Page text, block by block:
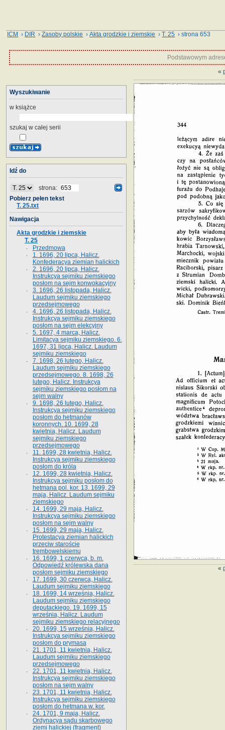
ICM › DIR ›Zasoby polskie ›Akta grodzkie i ziemskie ›T. 25 › strona 653
Podstawowym
«
«
Wyszukiwanie
w książce
szukaj w całej serii
Idź do
strona:
Pobierz pełen tekst
T. 25.txt
Nawigacja
Akta grodzkie i ziemskie
T. 25
Przedmowa
1. 1696, 20 lipca, Halicz.
Konfederacya ziemian halickich
2. 1696, 20 lipca, Halicz.
Instrukcya sejmiku ziemskiego
posłom na sejm konwokacyjny
3. 1696, 26 listopada, Halicz.
Laudum sejmiku ziemskiego
przedsejmowego
4. 1696, 26 listopada, Halicz.
Instrukcya sejmiku ziemskiego
posłom na sejm elekcyjny
5. 1697, 4 marca, Halicz.
Limitacya sejmiku ziemskiego. 6.
1697, 31 lipca, Halicz. Laudum
sejmiku ziemskiego
7. 1698, 26 lutego, Halicz.
Laudum sejmiku ziemskiego
przedsejmowego. 8. 1698, 26
lutego, Halicz. Instrukcya
sejmiku ziemskiego posłom na
sejm walny
9. 1698, 26 lutego, Halicz.
Instrukcya sejmiku ziemskiego
posłom do hetmanów
koronnych. 10. 1699, 28
kwietnia, Halicz. Laudum
sejmiku ziemskiego
przedsejmowego
11. 1699, 28 kwietnia, Halicz.
Instrukcya sejmiku ziemskiego
posłom do króla
12. 1699, 28 kwietnia, Halicz.
Instrukcya sejmiku posłom do
hetmana pol. kor. 13. 1699, 29
maja, Halicz. Laudum sejmiku
ziemskiego
14. 1699, 29 maja, Halicz.
Instrukcya sejmiku ziemskiego
posłom na sejm walny
15. 1699, 29 maja, Halicz.
Protestacya ziemian halickich
przeciw staroście
trembowelskiemu
16. 1699, 1 czerwca, b. m.
Odpowiedź królewska dana
posłom sejmiku ziemskiego
17. 1699, 30 czerwca, Halicz.
Laudum sejmiku ziemskiego
18. 1699, 14 września, Halicz.
Laudum sejmiku ziemskiego
deputackiego. 19. 1699, 15
września, Halicz. Laudum
sejmiku ziemskiego relacyjnego
20. 1699, 15 września, Halicz.
Instrukcya sejmiku ziemskiego
posłom do prymasa
21. 1701, 11 kwietnia, Halicz.
Laudum sejmiku ziemskiego
przedsejmowego
22. 1701, 11 kwietnia, Halicz.
Instrukcya sejmiku ziemskiego
posłom na sejm walny
23. 1701, 11 kwietnia, Halicz.
Instrukcya sejmiku ziemskiego
posłom do hetmana w. kor.
24. 1701, 9 maja, Halicz.
Ordynacya sądu skarbowego
ziemi halickiej (fragment)